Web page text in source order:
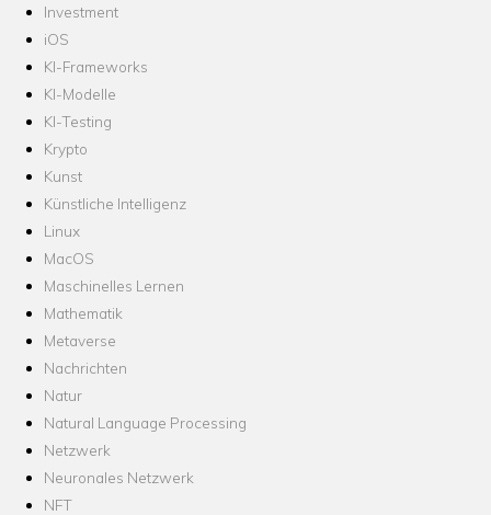
Investment
iOS
KI-Frameworks
KI-Modelle
KI-Testing
Krypto
Kunst
Künstliche Intelligenz
Linux
MacOS
Maschinelles Lernen
Mathematik
Metaverse
Nachrichten
Natur
Natural Language Processing
Netzwerk
Neuronales Netzwerk
NFT